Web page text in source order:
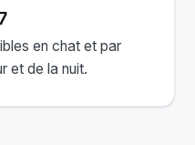
en chat et par
et de la nuit.